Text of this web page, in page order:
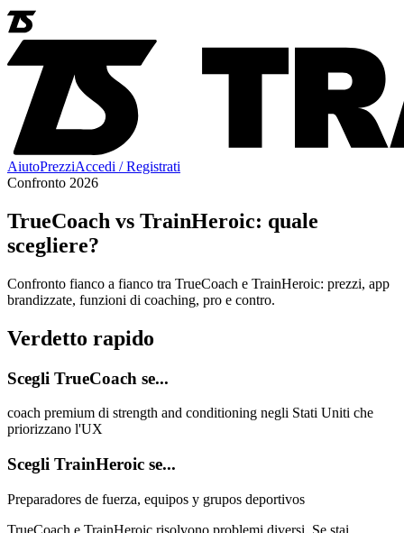
AiutoPrezziAccedi / Registrati
Confronto 2026
TrueCoach vs TrainHeroic: quale
scegliere?
Confronto fianco a fianco tra TrueCoach e TrainHeroic: prezzi, app
brandizzate, funzioni di coaching, pro e contro.
Verdetto rapido
Scegli TrueCoach se...
coach premium di strength and conditioning negli Stati Uniti che
priorizzano l'UX
Scegli TrainHeroic se...
Preparadores de fuerza, equipos y grupos deportivos
TrueCoach e TrainHeroic risolvono problemi diversi. Se stai